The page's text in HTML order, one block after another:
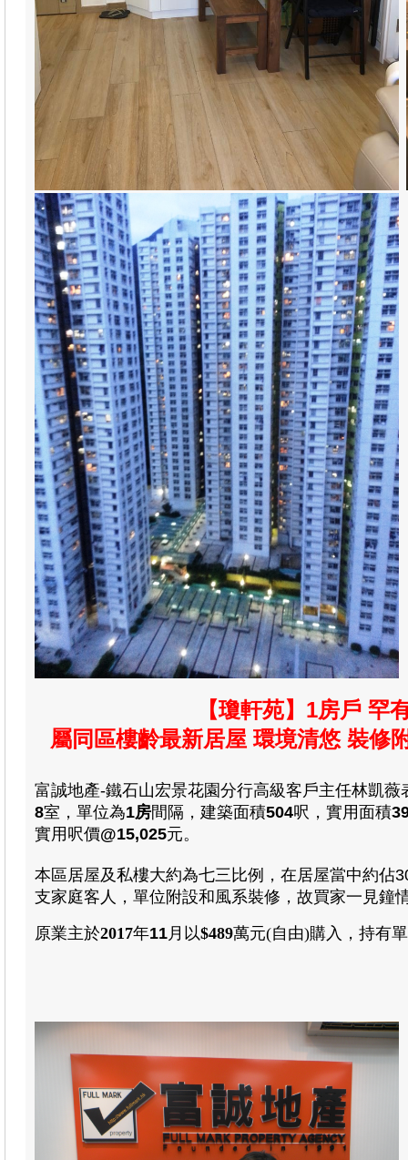
【瓊軒苑】1房戶 罕
屬同區樓齡最新居屋 環境清悠 裝修
富誠地產-鐵石山宏景花園分行高級客戶主任林凱薇
8室 ， 單位為1房間隔 ， 建築面積504呎 ， 實用面積
實用呎價@15,025元。
本區居屋及私樓大約為七三比例，在居屋當中約佔
支家庭客人，單位附設和風系裝修，故買家一見鐘
原業主於2017年11 月 以$489萬元(自由)購入 ， 持有